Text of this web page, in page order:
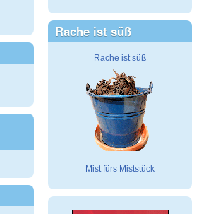
Rache ist süß
Rache ist süß
Mist fürs Miststück